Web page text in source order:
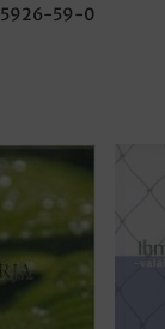
59-0